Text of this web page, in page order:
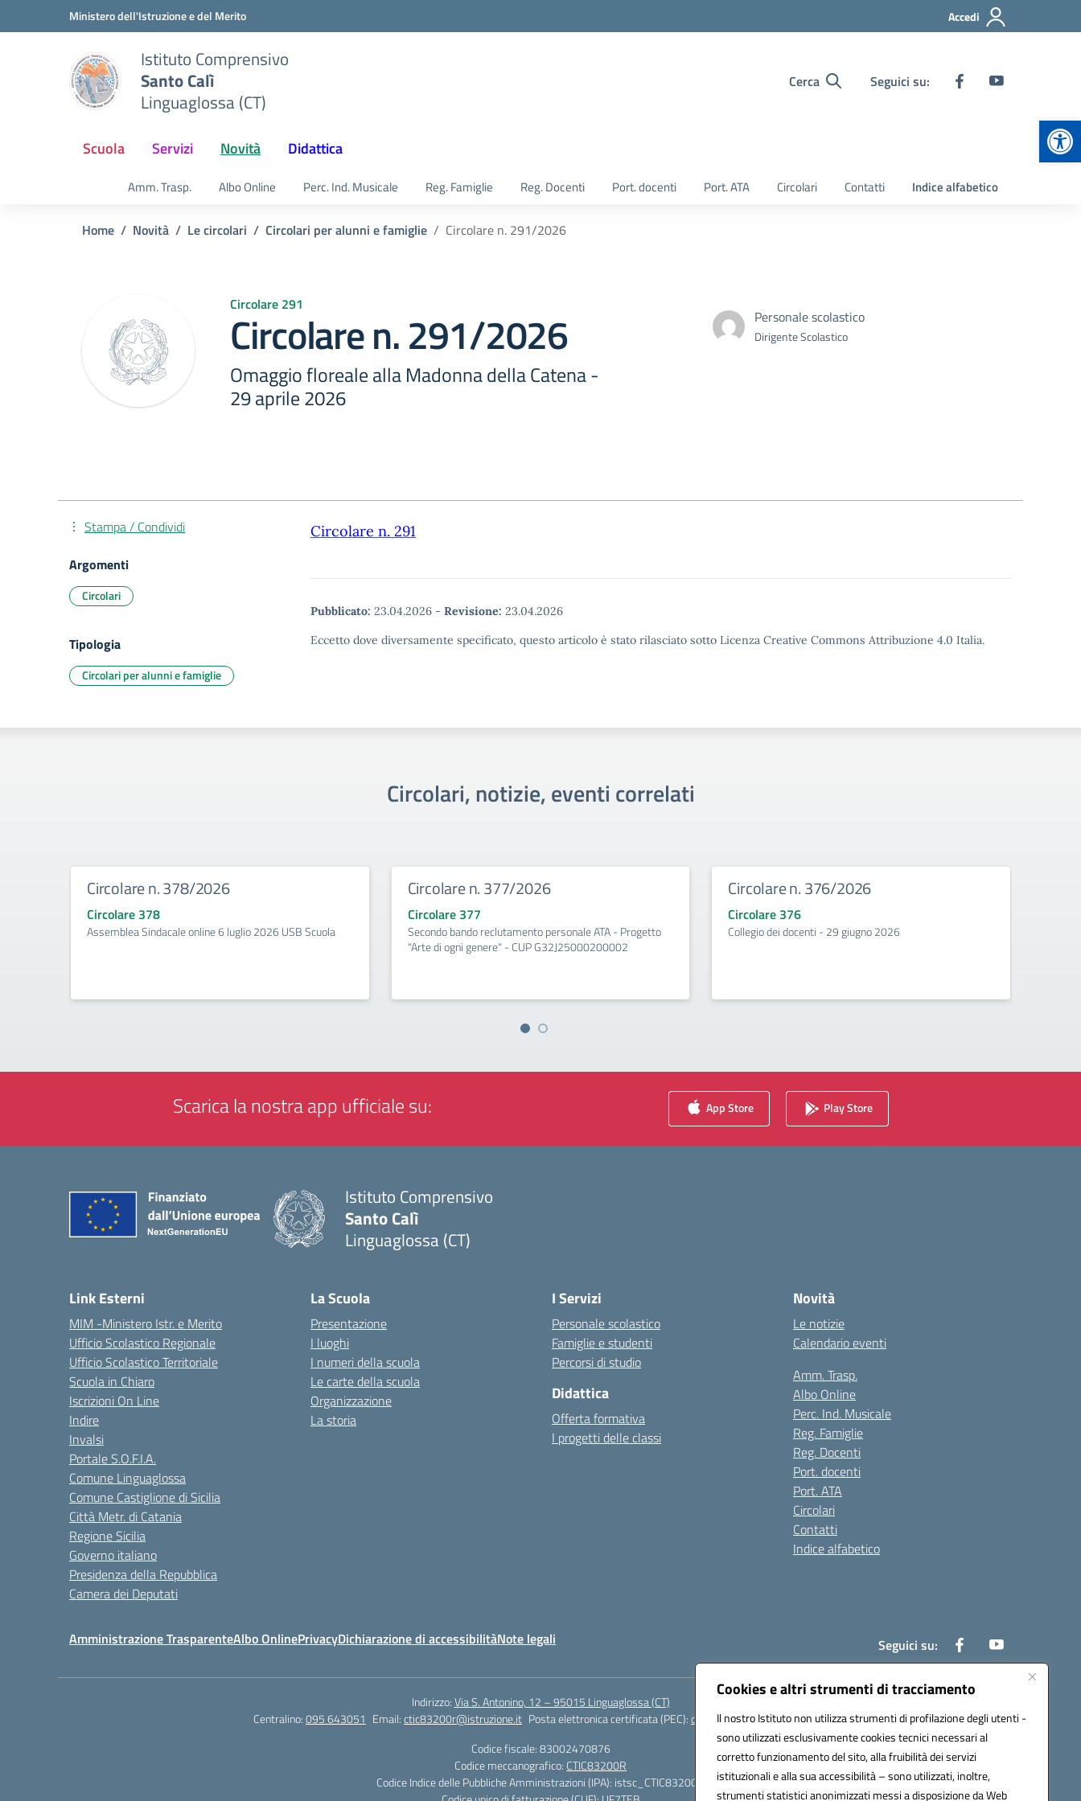
Cookies e altri strumenti di tracciamento
Il nostro Istituto non utilizza strumenti di profilazione degli utenti -
sono utilizzati esclusivamente cookies tecnici necessari al
corretto funzionamento del sito, alla fruibilità dei servizi
istituzionali e alla sua accessibilità – sono utilizzati, inoltre,
strumenti statistici anonimizzati messi a disposizione da Web
Vai ai contenuti
Vai al menu di navigazioneMinistero dell'Istruzione e del Merito Accedi
Istituto Comprensivo
Santo Calì
Linguaglossa (CT)
Cerca Seguici su:
Scuola Servizi Novità Didattica
Amm. Trasp. Albo Online Perc. Ind. Musicale Reg. Famiglie Reg. Docenti Port. docenti Port. ATA Circolari Contatti Indice alfabetico
Home Novità Le circolari Circolari per alunni e famiglie Circolare n. 291/2026
Circolare 291
Circolare n. 291/2026
Omaggio floreale alla Madonna della Catena -
29 aprile 2026
Personale scolastico
Dirigente Scolastico
Circolare n. 291
Pubblicato: 23.04.2026 - Revisione: 23.04.2026
Eccetto dove diversamente specificato, questo articolo è stato rilasciato sotto Licenza Creative Commons Attribuzione 4.0 Italia.
Stampa / Condividi
Argomenti
Circolari
Tipologia
Circolari per alunni e famiglie
Circolari, notizie, eventi correlati
Circolare n. 378/2026
Circolare 378
Assemblea Sindacale online 6 luglio 2026 USB Scuola
Circolare n. 377/2026
Circolare 377
Secondo bando reclutamento personale ATA - Progetto
"Arte di ogni genere" - CUP G32J25000200002
Circolare n. 376/2026
Circolare 376
Collegio dei docenti - 29 giugno 2026
Scarica la nostra app ufficiale su: App Store Play Store
Istituto Comprensivo
Santo Calì
Linguaglossa (CT)
Link Esterni
MIM -Ministero Istr. e Merito
Ufficio Scolastico Regionale
Ufficio Scolastico Territoriale
Scuola in Chiaro
Iscrizioni On Line
Indire
Invalsi
Portale S.O.F.I.A.
Comune Linguaglossa
Comune Castiglione di Sicilia
Città Metr. di Catania
Regione Sicilia
Governo italiano
Presidenza della Repubblica
Camera dei Deputati
La Scuola
Presentazione
I luoghi
I numeri della scuola
Le carte della scuola
Organizzazione
La storia
I Servizi
Personale scolastico
Famiglie e studenti
Percorsi di studio
Didattica
Offerta formativa
I progetti delle classi
Novità
Le notizie
Calendario eventi
Amm. Trasp.
Albo Online
Perc. Ind. Musicale
Reg. Famiglie
Reg. Docenti
Port. docenti
Port. ATA
Circolari
Contatti
Indice alfabetico
Amministrazione TrasparenteAlbo OnlinePrivacyDichiarazione di accessibilitàNote legali Seguici su:
Indirizzo:Via S. Antonino, 12 – 95015 Linguaglossa (CT)
Centralino:095 643051 Email:ctic83200r@istruzione.it Posta elettronica certificata (PEC):ctic83200r@pec.istruzione.it
Codice fiscale: 83002470876
Codice meccanografico: CTIC83200R
Codice Indice delle Pubbliche Amministrazioni (IPA): istsc_CTIC83200R